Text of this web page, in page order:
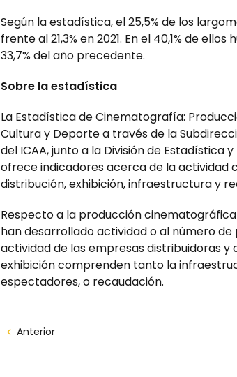
Según la estadística, el 25,5% de los
frente al 21,3% en 2021. En el 40,1% de
33,7% del año precedente.
Sobre la estadística
La Estadística de Cinematografía:
Cultura y Deporte a través de la
del ICAA, junto a la División de
ofrece indicadores acerca de la actividad
distribución, exhibición, infraestructura y
Respecto a la producción
han desarrollado actividad o al número
actividad de las empresas distribuidoras y
exhibición comprenden tanto la
espectadores, o recaudación.
Anterior